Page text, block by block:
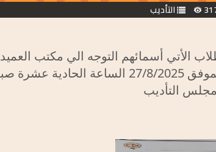
التأديب
الأتي أسمائهم التوجه الي مكتب العميد
عشرة صباحا
التأديب